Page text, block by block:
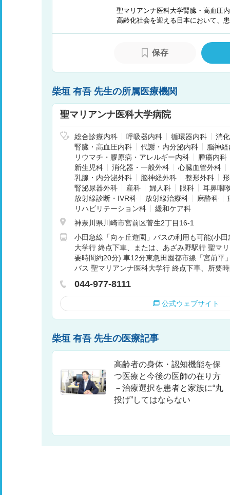
聖マリアンナ医科大学腎臓・高血圧
高齢化社会を迎える日本において、
保存
柴垣 有吾 先生の所属医療機関
聖マリアンナ医科大学病院
総合診療内科 呼吸器内科 循環器内科
消
腎臓・高血圧内科
代謝・内分泌内科
脳神
リウマチ・膠原病・アレルギー内科
腫瘍内科
新生児科
消化器・一般外科
心臓血管外科
乳腺・内分泌外科
脳神経外科 整形外科
腎泌尿器外科
産科 婦人科 眼科
耳鼻咽
放射線診断・IVR科
放射線治療科 麻酔科
リハビリテーション科
緩和ケア科
神奈川県川崎市宮前区菅生2丁目16-1
小田急線「向ヶ丘遊園」バスの利用も可能(小
大学行 終点下車、または、あざみ野駅行 聖マ
要時間約20分) 車12分東急田園都市線「宮前平
バス 聖マリアンナ医科大学行 終点下車、所要
044-977-8111
公式ウェブサイト
柴垣 有吾 先生の医療記事
高齢者の身体・認知機能を保
つ医療と今後の医師の在り方
－治療選択を患者と家族に“丸
投げ”してはならない